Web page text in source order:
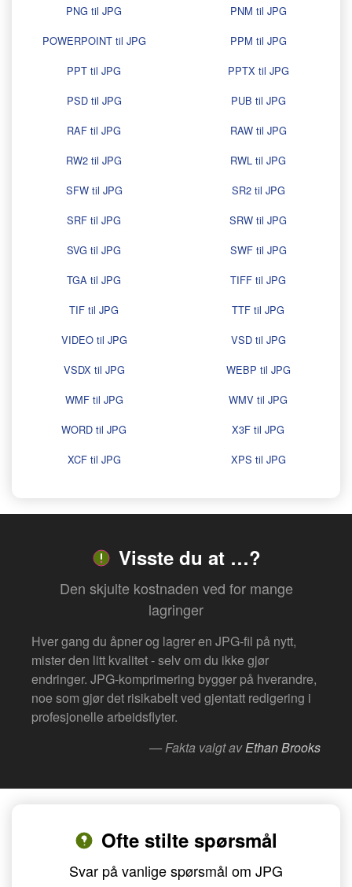
PNG til JPG
PNM til JPG
POWERPOINT til JPG
PPM til JPG
PPT til JPG
PPTX til JPG
PSD til JPG
PUB til JPG
RAF til JPG
RAW til JPG
RW2 til JPG
RWL til JPG
SFW til JPG
SR2 til JPG
SRF til JPG
SRW til JPG
SVG til JPG
SWF til JPG
TGA til JPG
TIFF til JPG
TIF til JPG
TTF til JPG
VIDEO til JPG
VSD til JPG
VSDX til JPG
WEBP til JPG
WMF til JPG
WMV til JPG
WORD til JPG
X3F til JPG
XCF til JPG
XPS til JPG
Visste du at …?
Den skjulte kostnaden ved for mange
lagringer
Hver gang du åpner og lagrer en JPG-fil på nytt,
mister den litt kvalitet - selv om du ikke gjør
endringer. JPG-komprimering bygger på hverandre,
noe som gjør det risikabelt ved gjentatt redigering i
profesjonelle arbeidsflyter.
— Fakta valgt avEthan Brooks
Ofte stilte spørsmål
Svar på vanlige spørsmål om JPG